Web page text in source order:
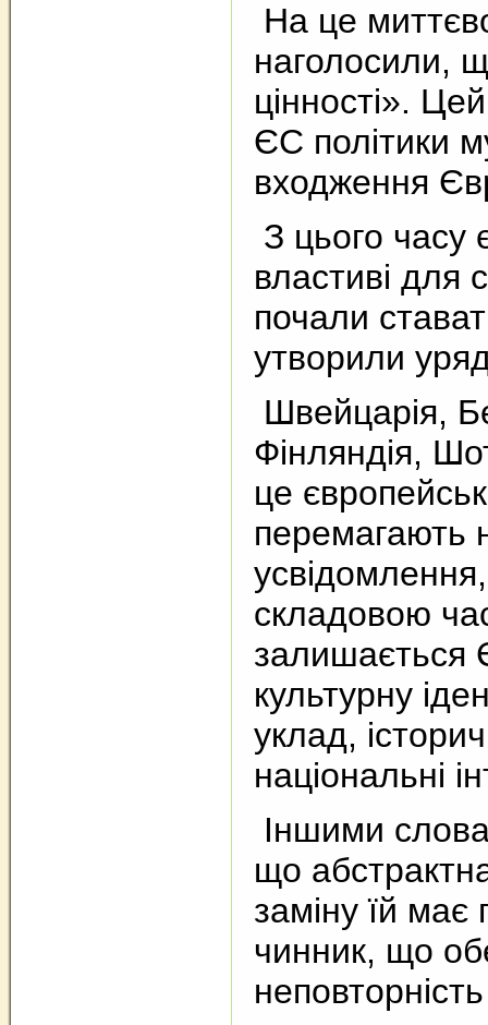
На це
наголосили,
цінності».
ЄС політики
входження
З цього часу
властиві для
почали
утворили
Швейцарія,
Фінляндія,
це
перемагають
складовою
залишається
культурну
уклад,
національні
Іншими
що
заміну їй має
чинник, що